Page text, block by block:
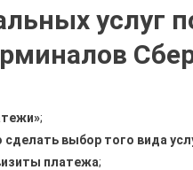
услуг
;
выбор того вида
платежа;